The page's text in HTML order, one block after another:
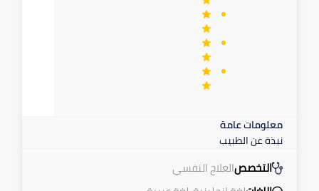
معلومات عامة
نبذة عن الطبيب
التخصصالعلاج النفسي